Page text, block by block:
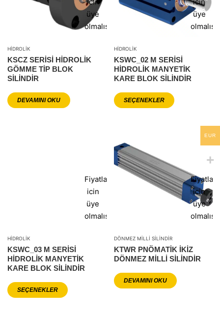
üye
olmalısınız
HIDROLIK
KSCZ SERİSİ HİDROLİK
GÖMME TİP BLOK
SİLİNDİR
DEVAMINI OKU
üye
HIDROLIK
KSWC_02 M SERİSİ
HİDROLİK MANYETİK
KARE BLOK SİLİNDİR
SEÇENEKLER
Fiyatlar
icin
üye
olmalısınız
HIDROLIK
KSWC_03 M SERİSİ
HİDROLİK MANYETİK
KARE BLOK SİLİNDİR
SEÇENEKLER
Fiyatlar
icin
üye
DÖNMEZ MILLI SILINDIR
KTWR PNÖMATIK İKIZ
DÖNMEZ MILLI SILINDIR
DEVAMINI OKU
EUR